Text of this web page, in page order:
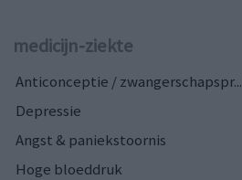
medicijn-ziekte
Anticonceptie / zwangerschapspr...
Depressie
Angst & paniekstoornis
Hoge bloeddruk